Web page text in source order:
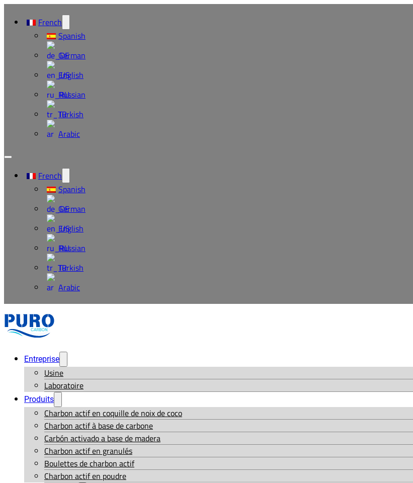
French
Spanish
German
English
Russian
Turkish
Arabic
French
Spanish
German
English
Russian
Turkish
Arabic
Entreprise
Usine
Laboratoire
Produits
Charbon actif en coquille de noix de coco
Charbon actif à base de carbone
Carbón activado a base de madera
Charbon actif en granulés
Boulettes de charbon actif
Charbon actif en poudre